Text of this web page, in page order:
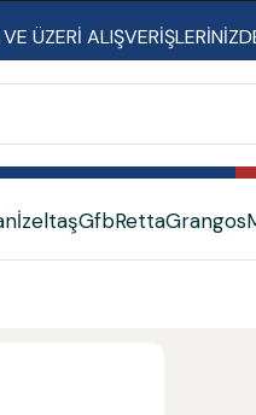
ÜZERİ
İzeltaşGfbRettaGrangos